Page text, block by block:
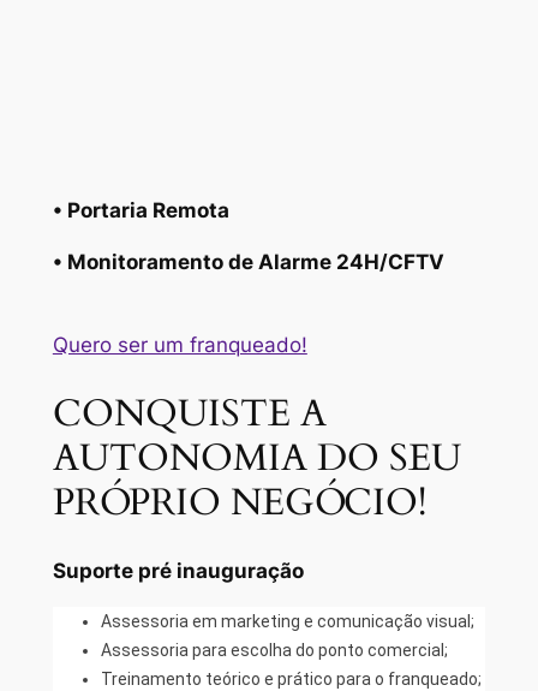
• Portaria Remota
• Monitoramento de Alarme 24H/CFTV
Quero ser um franqueado!
CONQUISTE A
AUTONOMIA DO SEU
PRÓPRIO NEGÓCIO!
Suporte pré inauguração
Assessoria em marketing e comunicação visual;
Assessoria para escolha do ponto comercial;
Treinamento teórico e prático para o franqueado;